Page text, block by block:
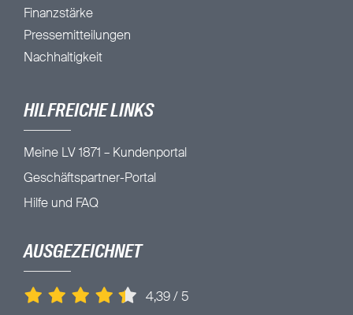
Finanzstärke
Pressemitteilungen
Nachhaltigkeit
HILFREICHE LINKS
Meine LV 1871 – Kundenportal
Geschäftspartner-Portal
Hilfe und FAQ
AUSGEZEICHNET
4,39/ 5